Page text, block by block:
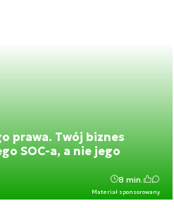
prawa. Twój biznes
SOC-a, a nie jego
Materiał sponsorowany
8 min.